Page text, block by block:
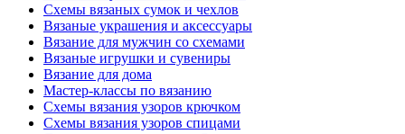
Схемы вязаных сумок и чехлов
Вязаные украшения и аксессуары
Вязание для мужчин со схемами
Вязаные игрушки и сувениры
Вязание для дома
Мастер-классы по вязанию
Схемы вязания узоров крючком
Схемы вязания узоров спицами